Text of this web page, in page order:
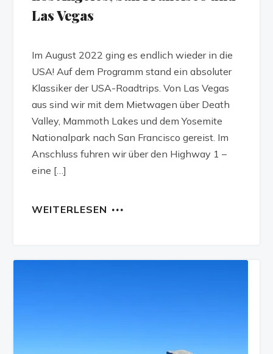
Las Vegas
Im August 2022 ging es endlich wieder in die
USA! Auf dem Programm stand ein absoluter
Klassiker der USA-Roadtrips. Von Las Vegas
aus sind wir mit dem Mietwagen über Death
Valley, Mammoth Lakes und dem Yosemite
Nationalpark nach San Francisco gereist. Im
Anschluss fuhren wir über den Highway 1 –
eine […]
WEITERLESEN